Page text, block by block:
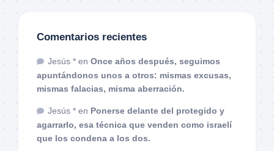
Comentarios recientes
Jesús * en Once años después, seguimos
apuntándonos unos a otros: mismas excusas,
mismas falacias, misma aberración.
Jesús * en Ponerse delante del protegido y
agarrarlo, esa técnica que venden como israelí
que los condena a los dos.